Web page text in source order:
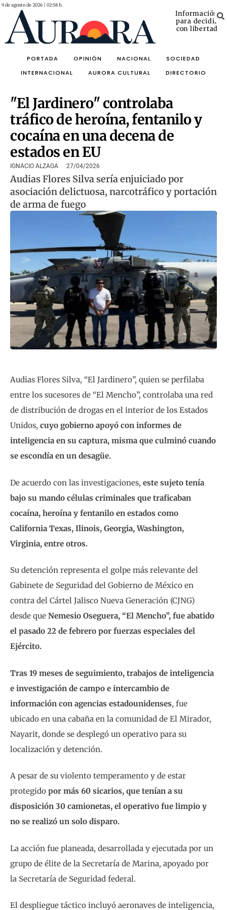
9 de agosto de 2026 | 02:58 h
Información
para decidir
con libertad
PORTADA OPINIÓN NACIONAL
SOCIEDAD
INTERNACIONAL
AURORA CULTURAL DIRECTORIO
"El Jardinero" controlaba
tráfico de heroína, fentanilo y
cocaína en una decena de
estados en EU
IGNACIO ALZAGA 27/04/2026
Audias Flores Silva sería enjuiciado por
asociación delictuosa, narcotráfico y portación
de arma de fuego
Audias Flores Silva, “El Jardinero”, quien se perfilaba
entre los sucesores de “El Mencho”, controlaba una red
de distribución de drogas en el interior de los Estados
Unidos, cuyo gobierno apoyó con informes de
inteligencia en su captura, misma que culminó cuando
se escondía en un desagüe.
De acuerdo con las investigaciones, este sujeto tenía
bajo su mando células criminales que traficaban
cocaína, heroína y fentanilo en estados como
California Texas, Ilinois, Georgia, Washington,
Virginia, entre otros.
Su detención representa el golpe más relevante del
Gabinete de Seguridad del Gobierno de México en
contra del Cártel Jalisco Nueva Generación (CJNG)
desde que Nemesio Oseguera, “El Mencho”, fue abatido
el pasado 22 de febrero por fuerzas especiales del
Ejército.
Tras 19 meses de seguimiento, trabajos de inteligencia
e investigación de campo e intercambio de
información con agencias estadounidenses, fue
ubicado en una cabaña en la comunidad de El Mirador,
Nayarit, donde se desplegó un operativo para su
localización y detención.
A pesar de su violento temperamento y de estar
protegido por más 60 sicarios, que tenían a su
disposición 30 camionetas, el operativo fue limpio y
no se realizó un solo disparo.
La acción fue planeada, desarrollada y ejecutada por un
grupo de élite de la Secretaría de Marina, apoyado por
la Secretaría de Seguridad federal.
El despliegue táctico incluyó aeronaves de inteligencia,